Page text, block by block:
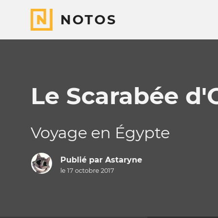
NOTOS
Le Scarabée
Voyage en Égypte
Publié par Astaryne
le 17 octobre 2017